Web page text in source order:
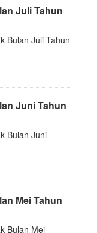
Juli Tahun
Bulan Juli Tahun
Juni Tahun
Bulan Juni
Mei Tahun
Bulan Mei